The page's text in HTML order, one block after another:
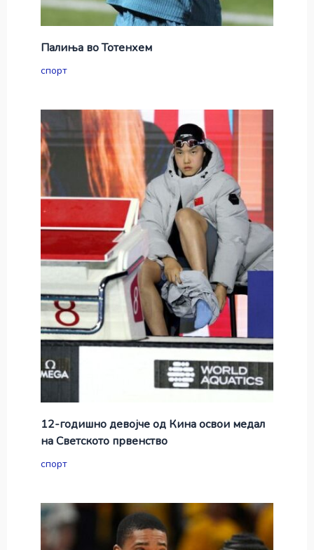
Палиња во Тотенхем
спорт
12-годишно девојче од Кина освои медал
на Светското првенство
спорт